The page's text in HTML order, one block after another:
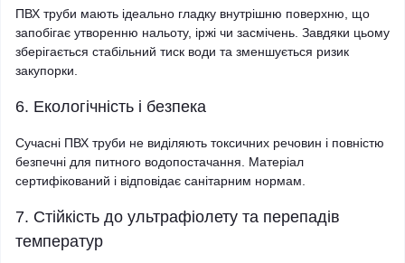
ПВХ труби мають ідеально гладку внутрішню поверхню, що
запобігає утворенню нальоту, іржі чи засмічень. Завдяки цьому
зберігається стабільний тиск води та зменшується ризик
закупорки.
6. Екологічність і безпека
Сучасні ПВХ труби не виділяють токсичних речовин і повністю
безпечні для питного водопостачання. Матеріал
сертифікований і відповідає санітарним нормам.
7. Стійкість до ультрафіолету та перепадів
температур